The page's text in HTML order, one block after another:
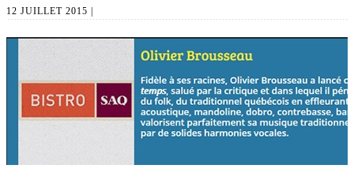
12 JUILLET 2015 |